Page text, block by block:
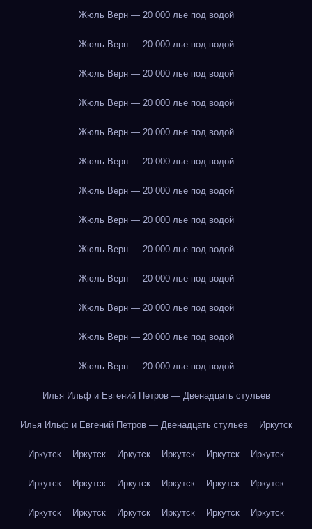
Жюль Верн — 20 000 лье под водой
Жюль Верн — 20 000 лье под водой
Жюль Верн — 20 000 лье под водой
Жюль Верн — 20 000 лье под водой
Жюль Верн — 20 000 лье под водой
Жюль Верн — 20 000 лье под водой
Жюль Верн — 20 000 лье под водой
Жюль Верн — 20 000 лье под водой
Жюль Верн — 20 000 лье под водой
Жюль Верн — 20 000 лье под водой
Жюль Верн — 20 000 лье под водой
Жюль Верн — 20 000 лье под водой
Жюль Верн — 20 000 лье под водой
Илья Ильф и Евгений Петров — Двенадцать стульев
Илья Ильф и Евгений Петров — Двенадцать стульев Иркутск
Иркутск Иркутск Иркутск Иркутск Иркутск Иркутск
Иркутск Иркутск Иркутск Иркутск Иркутск Иркутск
Иркутск Иркутск Иркутск Иркутск Иркутск Иркутск